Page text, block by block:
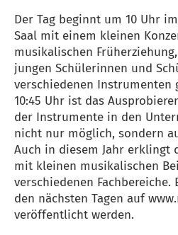
Der Tag beginnt um 10 Uhr
Saal mit einem kleinen
musikalischen
jungen Schülerinnen und
verschiedenen Instrumenten
10:45 Uhr ist das
der Instrumente in den
nicht nur möglich, sondern
Auch in diesem Jahr erklingt
mit kleinen musikalischen
verschiedenen
den nächsten Tagen auf
veröffentlicht werden.